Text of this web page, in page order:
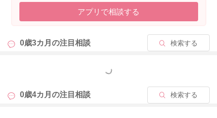
アプリで相談する
0歳3カ月の注目相談 検索する
もっと見る
0歳4カ月の注目相談 検索する